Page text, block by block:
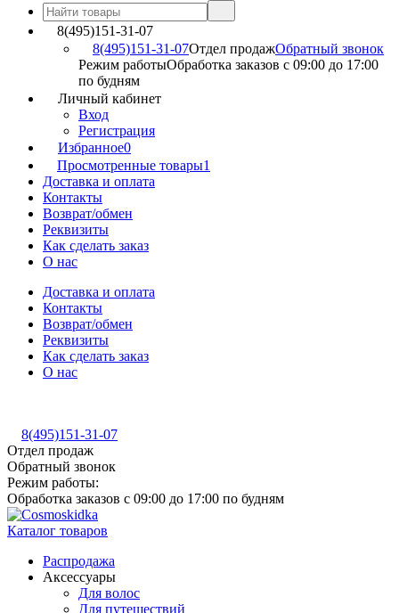
8(495)151-31-07
8(495)151-31-07Отдел продажОбратный звонок
Режим работыОбработка заказов с 09:00 до 17:00
по будням
Личный кабинет
Вход
Регистрация
Избранное0
Просмотренные товары1
Доставка и оплата
Контакты
Возврат/обмен
Реквизиты
Как сделать заказ
О нас
Доставка и оплата
Контакты
Возврат/обмен
Реквизиты
Как сделать заказ
О нас
8(495)151-31-07
Отдел продаж
Обратный звонок
Режим работы:
Обработка заказов с 09:00 до 17:00 по будням
Каталог товаров
Распродажа
Аксессуары
Для волос
Для путешествий